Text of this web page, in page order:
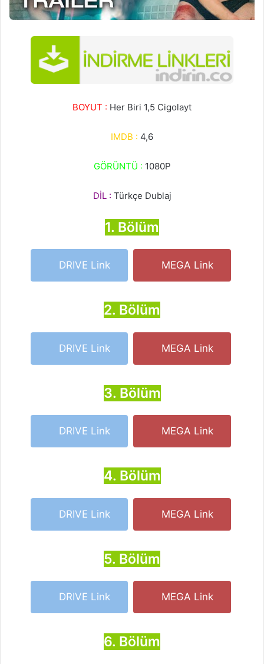
BOYUT : Her Biri 1,5 Cigolayt
IMDB : 4,6
GÖRÜNTÜ : 1080P
DİL : Türkçe Dublaj
1. Bölüm
DRIVE Link MEGA Link
2. Bölüm
DRIVE Link MEGA Link
3. Bölüm
DRIVE Link MEGA Link
4. Bölüm
DRIVE Link MEGA Link
5. Bölüm
DRIVE Link MEGA Link
6. Bölüm